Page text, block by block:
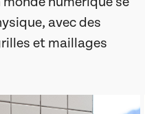
avec des
et maillages